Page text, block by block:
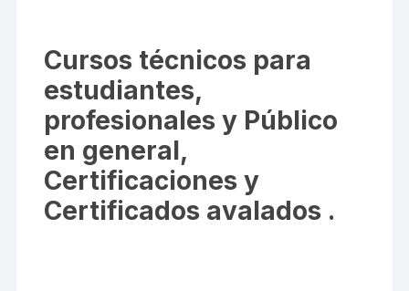
Cursos técnicos para
estudiantes,
profesionales y Público
en general,
Certificaciones y
Certificados avalados .